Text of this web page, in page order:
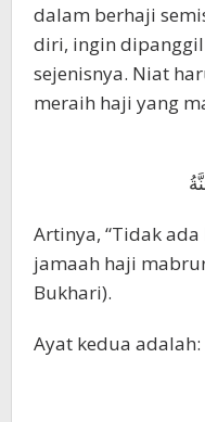
dalam berhaji
diri, ingin
sejenisnya. Niat
meraih haji yang
Artinya, “Tidak
jamaah haji
Bukhari).
Ayat kedua adalah: